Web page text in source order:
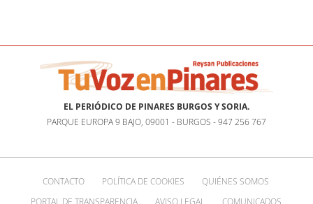
EL PERIÓDICO DE PINARES BURGOS Y SORIA.
PARQUE EUROPA 9 BAJO, 09001 - BURGOS - 947 256 767
CONTACTO POLÍTICA DE COOKIES
QUIÉNES SOMOS
PORTAL DE TRANSPARENCIA
AVISO LEGAL COMUNICADOS